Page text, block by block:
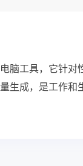
工具，它针对
生成，是工作